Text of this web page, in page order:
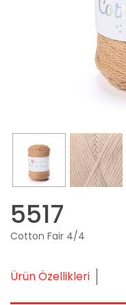
5517
Cotton Fair 4/4
Ürün Özellikleri